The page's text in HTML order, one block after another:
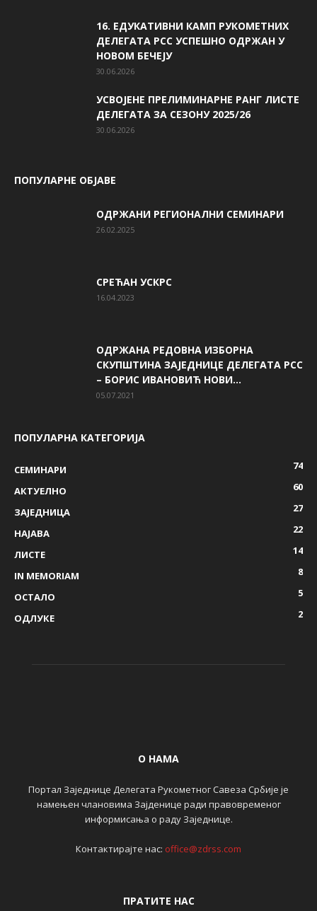
16. ЕДУКАТИВНИ КАМП РУКОМЕТНИХ
ДЕЛЕГАТА РСС УСПЕШНО ОДРЖАН У
НОВОМ БЕЧЕЈУ
30.06.2026
УСВОЈЕНЕ ПРЕЛИМИНАРНЕ РАНГ ЛИСТЕ
ДЕЛЕГАТА ЗА СЕЗОНУ 2025/26
30.06.2026
ПОПУЛАРНЕ ОБЈАВЕ
ОДРЖАНИ РЕГИОНАЛНИ СЕМИНАРИ
26.02.2025
СРЕЋАН УСКРС
16.04.2023
ОДРЖАНА РЕДОВНА ИЗБОРНА
СКУПШТИНА ЗАЈЕДНИЦЕ ДЕЛЕГАТА РСС
– БОРИС ИВАНОВИЋ НОВИ...
05.07.2021
ПОПУЛАРНА КАТЕГОРИЈА
СЕМИНАРИ
74
AКТУЕЛНО
60
ЗАЈЕДНИЦА
27
НАЈАВА
22
ЛИСТЕ
14
IN MEMORIAM
8
ОСТАЛО
5
ОДЛУКЕ
2
О НАМА
Портал Заједнице Делегата Рукометног Савеза Србије је
намењен члановима Зајденице ради правовременог
информисања о раду Заједнице.
Контактирајте нас: office@zdrss.com
ПРАТИТЕ НАС